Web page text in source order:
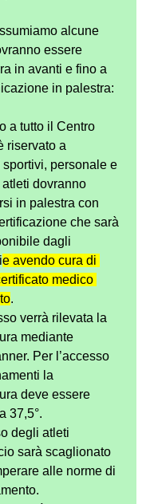
alcune
essere
in avanti e fino a
in palestra:
a tutto il Centro
riservato a
sportivi, personale e
dovranno
in palestra con
che sarà
dagli
e avendo cura di
medico
.
verrà rilevata la
mediante
Per l’accesso
la
deve essere
37,5°.
degli atleti
sarà scaglionato
alle norme di